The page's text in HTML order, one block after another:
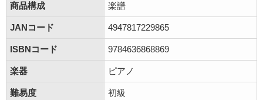
商品構成 楽譜
JANコード 4947817229865
ISBNコード 9784636868869
楽器 ピアノ
難易度 初級